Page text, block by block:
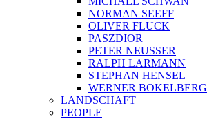
NORMAN SEEFF
OLIVER FLUCK
PASZDIOR
PETER NEUSSER
RALPH LARMANN
STEPHAN HENSEL
WERNER BOKELBERG
LANDSCHAFT
PEOPLE